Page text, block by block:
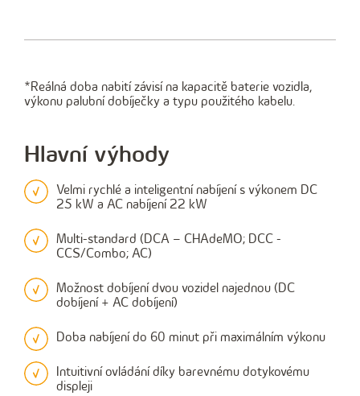
*Reálná doba nabití závisí na kapacitě baterie vozidla,
výkonu palubní dobíječky a typu použitého kabelu.
Hlavní výhody
Velmi rychlé a inteligentní nabíjení s výkonem DC
25 kW a AC nabíjení 22 kW
Multi-standard (DCA – CHAdeMO; DCC -
CCS/Combo; AC)
Možnost dobíjení dvou vozidel najednou (DC
dobíjení + AC dobíjení)
Doba nabíjení do 60 minut při maximálním výkonu
Intuitivní ovládání díky barevnému dotykovému
displeji